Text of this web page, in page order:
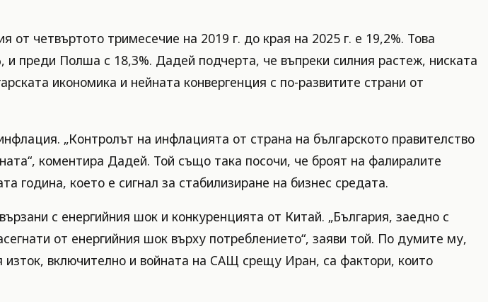
четвъртото тримесечие на 2019 г. до края на 2025 г. е 19,2%. Това
преди Полша с 18,3%. Дадей подчерта, че въпреки силния растеж, ниската
икономика и нейната конвергенция с по-развитите страни от
„Контролът на инфлацията от страна на българското правителство
коментира Дадей. Той също така посочи, че броят на фалиралите
година, което е сигнал за стабилизиране на бизнес средата.
с енергийния шок и конкуренцията от Китай. „България, заедно с
от енергийния шок върху потреблението“, заяви той. По думите му,
включително и войната на САЩ срещу Иран, са фактори, които